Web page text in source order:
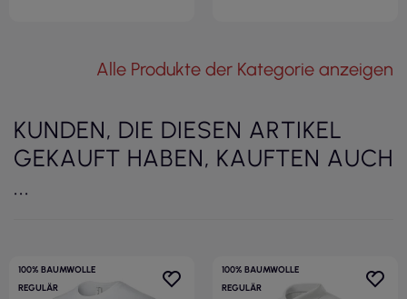
Alle Produkte der Kategorie anzeigen
KUNDEN, DIE DIESEN ARTIKEL
GEKAUFT HABEN, KAUFTEN AUCH
...
100% BAUMWOLLE
REGULÄR
100% BAUMWOLLE
REGULÄR